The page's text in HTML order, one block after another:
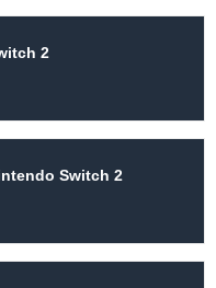
2
Switch 2